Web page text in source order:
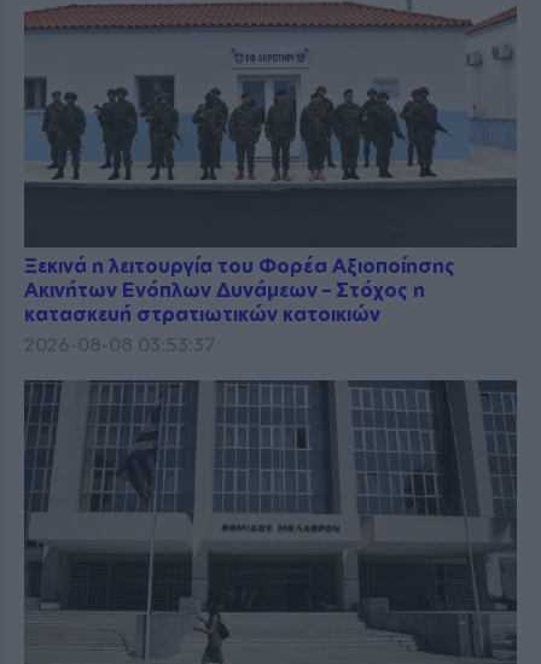
Ξεκινά η λειτουργία του Φορέα Αξιοποίησης
Ακινήτων Ενόπλων Δυνάμεων – Στόχος η
κατασκευή στρατιωτικών κατοικιών
2026-08-08 03:53:37